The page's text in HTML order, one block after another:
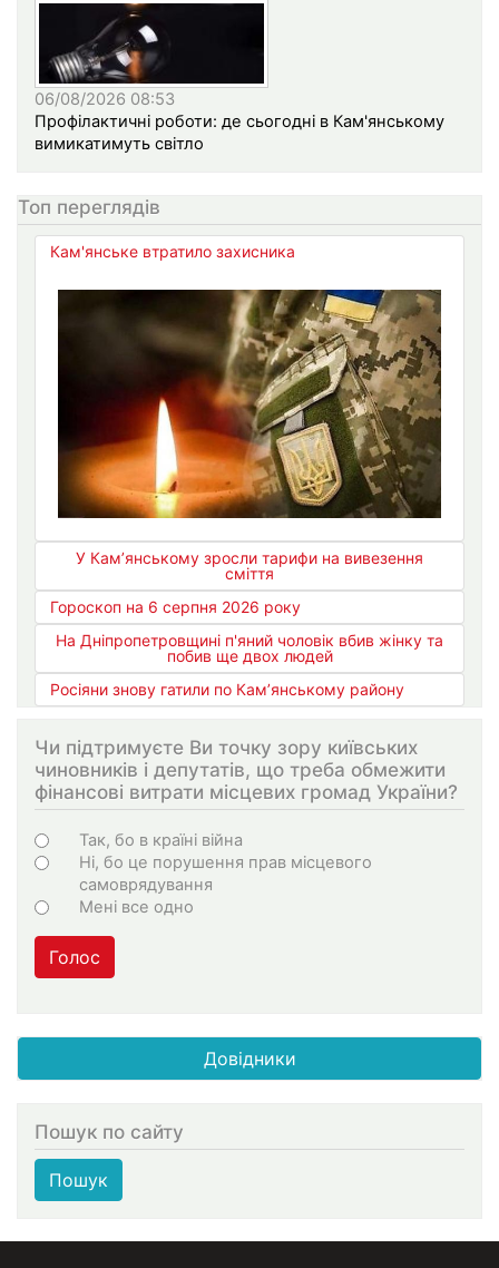
06/08/2026 08:53
Профілактичні роботи: де сьогодні в Кам'янському
вимикатимуть світло
Топ переглядів
Кам'янське втратило захисника
У Кам’янському зросли тарифи на вивезення
сміття
Гороскоп на 6 серпня 2026 року
На Дніпропетровщині п'яний чоловік вбив жінку та
побив ще двох людей
Росіяни знову гатили по Кам’янському району
Чи підтримуєте Ви точку зору київських
чиновників і депутатів, що треба обмежити
фінансові витрати місцевих громад України?
Choices
Так, бо в країні війна
Ні, бо це порушення прав місцевого
самоврядування
Мені все одно
Голос
Довідники
Пошук по сайту
Пошук